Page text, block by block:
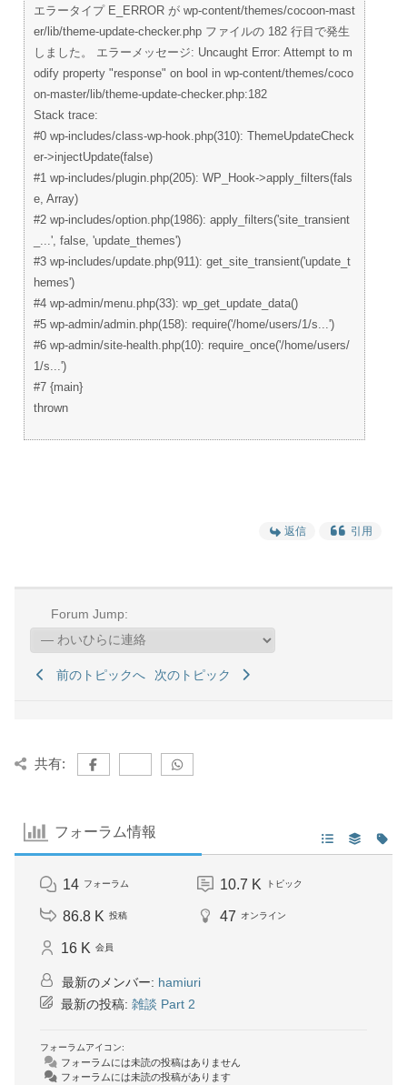
エラータイプ E_ERROR が wp-content/themes/cocoon-mast
er/lib/theme-update-checker.php ファイルの 182 行目で発生
しました。 エラーメッセージ: Uncaught Error: Attempt to m
odify property "response" on bool in wp-content/themes/coco
on-master/lib/theme-update-checker.php:182
Stack trace:
#0 wp-includes/class-wp-hook.php(310): ThemeUpdateCheck
er->injectUpdate(false)
#1 wp-includes/plugin.php(205): WP_Hook->apply_filters(fals
e, Array)
#2 wp-includes/option.php(1986): apply_filters('site_transient
_...', false, 'update_themes')
#3 wp-includes/update.php(911): get_site_transient('update_t
hemes')
#4 wp-admin/menu.php(33): wp_get_update_data()
#5 wp-admin/admin.php(158): require('/home/users/1/s...')
#6 wp-admin/site-health.php(10): require_once('/home/users/
1/s...')
#7 {main}
thrown
返信 引用
Forum Jump:
前のトピックへ 次のトピック
共有:
フォーラム情報
14 フォーラム 10.7 K トピック
86.8 K 投稿 47 オンライン
16 K 会員
最新のメンバー: hamiuri
最新の投稿: 雑談 Part 2
フォーラムアイコン:
フォーラムには未読の投稿はありません
フォーラムには未読の投稿があります